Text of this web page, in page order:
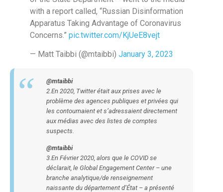
with a report called, “Russian Disinformation
Apparatus Taking Advantage of Coronavirus
Concerns.” pic.twitter.com/KjUeE8vejt
— Matt Taibbi (@mtaibbi) January 3, 2023
@mtaibbi
2.En 2020, Twitter était aux prises avec le
problème des agences publiques et privées qui
les contournaient et s’adressaient directement
aux médias avec des listes de comptes
suspects.
@mtaibbi
3.En Février 2020, alors que le COVID se
déclarait, le Global Engagement Center – une
branche analytique/de renseignement
naissante du département d’État – a présenté